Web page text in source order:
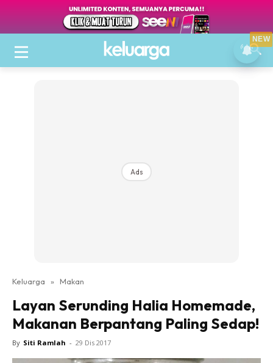
Ads
Keluarga » Makan
Layan Serunding Halia Homemade,
Makanan Berpantang Paling Sedap!
By Siti Ramlah - 29 Dis 2017
NEW